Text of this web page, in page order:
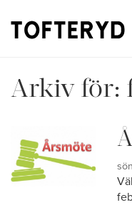
Arkiv för: